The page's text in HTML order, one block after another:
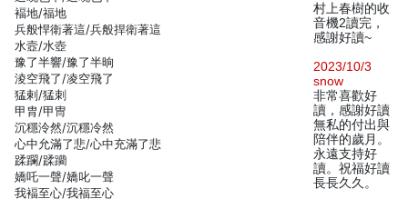
褔地/福地
兵般悍衛著這/兵般捍衛著這
水壼/水壺
豫了半響/豫了半晌
淩空飛了/凌空飛了
猛剌/猛刺
甲胄/甲冑
沉穩泠然/沉穩冷然
心中允滿了悲/心中充滿了悲
蹂躝/蹂躪
嬌吒一聲/嬌叱一聲
我褔至心/我福至心
村上春樹的收
音機2讀完，
感謝好讀~
2023/10/3
snow
非常喜歡好
讀，感謝好讀
無私的付出與
陪伴的歲月。
永遠支持好
讀。祝福好讀
長長久久。